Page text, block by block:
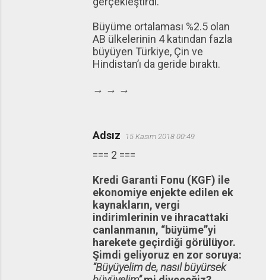
Büyüme ortalaması %2.5 olan
AB ülkelerinin 4 katından fazla
büyüyen Türkiye, Çin ve
Hindistan’ı da geride bıraktı.
→ → →
Adsız 15 Kasım 2018 00:49
=== 2 ===
Kredi Garanti Fonu (KGF) ile
ekonomiye enjekte edilen ek
kaynakların, vergi
indirimlerinin ve ihracattaki
canlanmanın, “büyüme”yi
harekete geçirdiği görülüyor.
Şimdi geliyoruz en zor soruya:
“Büyüyelim de, nasıl büyürsek